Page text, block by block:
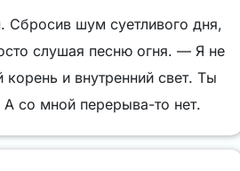
шум суетливого дня,
слушая песню огня. — Я не
и внутренний свет. Ты
со мной перерыва-то нет.